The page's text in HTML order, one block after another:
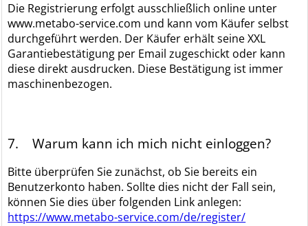
Die Registrierung erfolgt ausschließlich online unter
www.metabo-service.com und kann vom Käufer selbst
durchgeführt werden. Der Käufer erhält seine XXL
Garantiebestätigung per Email zugeschickt oder kann
diese direkt ausdrucken. Diese Bestätigung ist immer
maschinenbezogen.
7. Warum kann ich mich nicht einloggen?
Bitte überprüfen Sie zunächst, ob Sie bereits ein
Benutzerkonto haben. Sollte dies nicht der Fall sein,
können Sie dies über folgenden Link anlegen:
https://www.metabo-service.com/de/register/